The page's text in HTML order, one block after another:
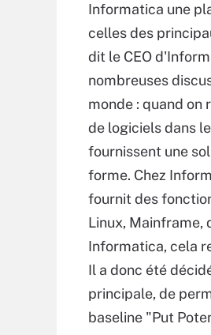
Informatica une
celles des
dit le CEO
nombreuses
monde : quand on
de logiciels dans
fournissent une
forme. Chez
fournit des
Linux, Mainframe,
Informatica, cela
Il a donc été
principale, de
baseline "Put